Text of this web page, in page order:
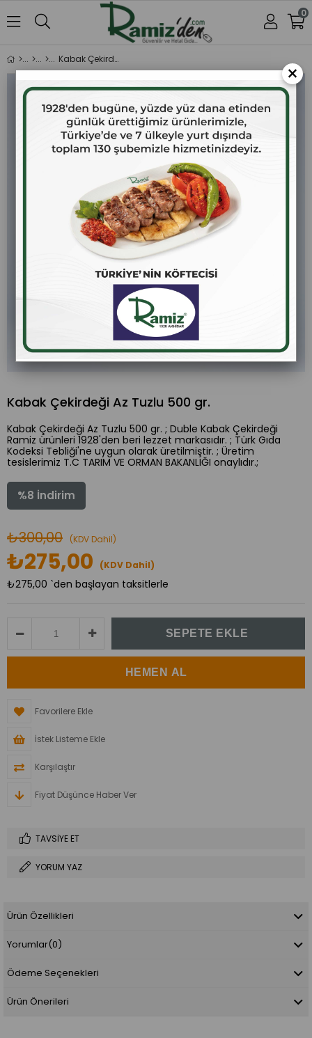
0
Kabak Çekirdeği Az Tuzlu 500 gr.
Kabak Çekirdeği Az Tuzlu 500 gr.
Kabak Çekirdeği Az Tuzlu 500 gr. ; Duble Kabak Çekirdeği
Ramiz ürünleri 1928'den beri lezzet markasıdır. ; Türk Gıda
Kodeksi Tebliği'ne uygun olarak üretilmiştir. ; Üretim
tesislerimiz T.C TARIM VE ORMAN BAKANLIĞI onaylıdır.;
%8 İndirim
₺300,00 (KDV Dahil)
₺275,00 (KDV Dahil)
₺275,00 `den başlayan taksitlerle
Favorilere Ekle
İstek Listeme Ekle
Karşılaştır
Fiyat Düşünce Haber Ver
TAVSIYE ET
YORUM YAZ
Ürün Özellikleri
Yorumlar(0)
Ödeme Seçenekleri
Ürün Önerileri
×